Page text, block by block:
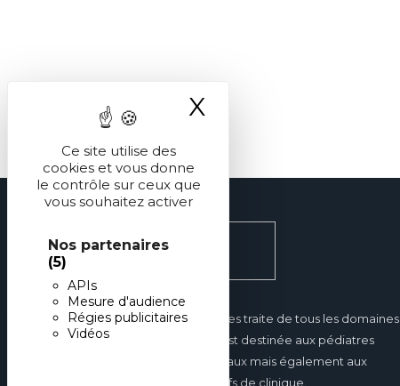
Ce site utilise des
cookies et vous donne
le contrôle sur ceux que
vous souhaitez activer
Nos partenaires
(5)
APIs
Mesure d'audience
Régies publicitaires
Vidéos
X
Réalités Pédiatriques traite de tous les domaines
de la pédiatrie et est destinée aux pédiatres
hospitaliers et libéraux mais également aux
internes et aux chefs de clinique.